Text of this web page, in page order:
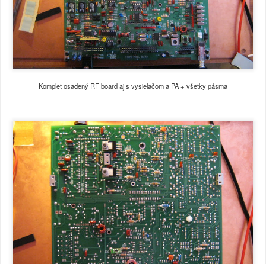
Komplet osadený RF board aj s vysielačom a PA + všetky pásma